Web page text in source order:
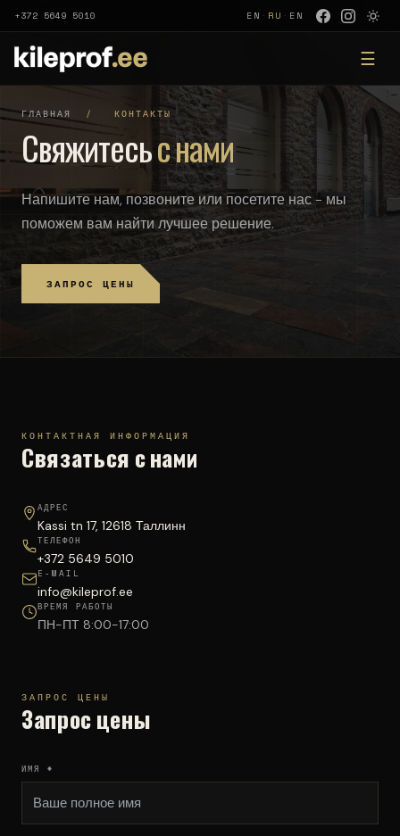
+372 5649 5010 EN · RU · EN
☰
ГЛАВНАЯ / КОНТАКТЫ
Свяжитесьс нами
Напишите нам, позвоните или посетите нас - мы
поможем вам найти лучшее решение.
ЗАПРОС ЦЕНЫ
КОНТАКТНАЯ ИНФОРМАЦИЯ
Связаться с нами
АДРЕС
Kassi tn 17, 12618 Таллинн
ТЕЛЕФОН
+372 5649 5010
E-MAIL
info@kileprof.ee
ВРЕМЯ РАБОТЫ
ПН-ПТ 8:00-17:00
ЗАПРОС ЦЕНЫ
Запрос цены
ИМЯ *